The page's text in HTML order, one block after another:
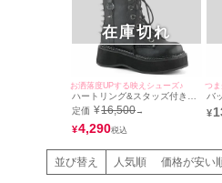
お洒落度UPする映えシューズ♪
ハートリング&スタッズ付きレ
ザーショートブーツ (ブラック)
(5cmヒール)
定価 ¥16,500→
¥4,290
在庫切れ
バ
ー
ル (
¥
並び替え 人気順 価格が安い